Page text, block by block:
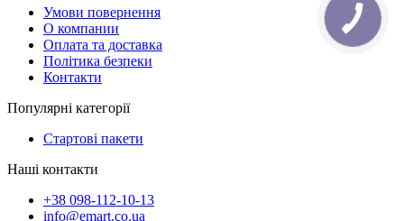
Умови повернення
О компании
Оплата та доставка
Політика безпеки
Контакти
Популярні категорії
Стартові пакети
Наші контакти
+38 098-112-10-13
info@emart.co.ua